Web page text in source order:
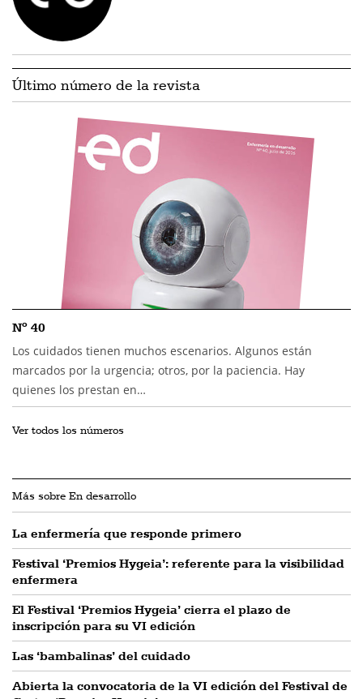
Último número de la revista
Nº 40
Los cuidados tienen muchos escenarios. Algunos están
marcados por la urgencia; otros, por la paciencia. Hay
quienes los prestan en…
Ver todos los números
Más sobre En desarrollo
La enfermería que responde primero
Festival ‘Premios Hygeia’: referente para la visibilidad
enfermera
El Festival ‘Premios Hygeia’ cierra el plazo de
inscripción para su VI edición
Las ‘bambalinas’ del cuidado
Abierta la convocatoria de la VI edición del Festival de